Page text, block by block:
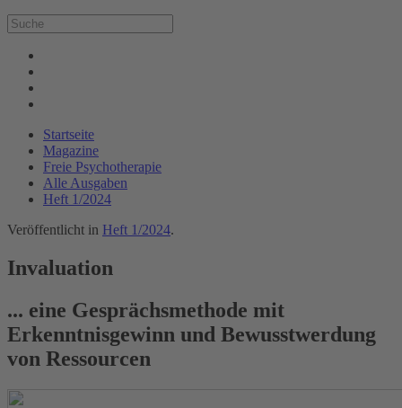
Startseite
Magazine
Freie Psychotherapie
Alle Ausgaben
Heft 1/2024
Veröffentlicht in Heft 1/2024.
Invaluation
... eine Gesprächsmethode mit
Erkenntnisgewinn und Bewusstwerdung
von Ressourcen